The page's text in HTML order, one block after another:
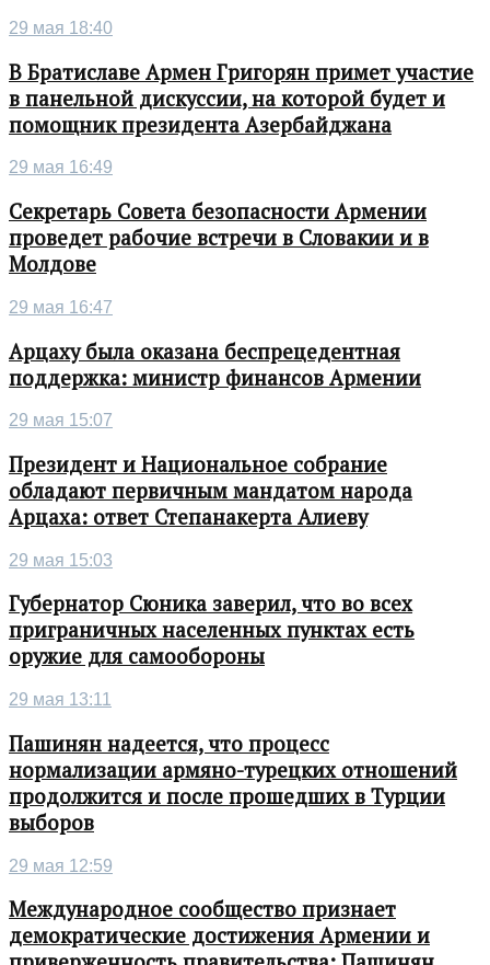
29 мая 18:40
В Братиславе Армен Григорян примет участие
в панельной дискуссии, на которой будет и
помощник президента Азербайджана
29 мая 16:49
Секретарь Совета безопасности Армении
проведет рабочие встречи в Словакии и в
Молдове
29 мая 16:47
Арцаху была оказана беспрецедентная
поддержка: министр финансов Армении
29 мая 15:07
Президент и Национальное собрание
обладают первичным мандатом народа
Арцаха: ответ Степанакерта Алиеву
29 мая 15:03
Губернатор Сюника заверил, что во всех
приграничных населенных пунктах есть
оружие для самообороны
29 мая 13:11
Пашинян надеется, что процесс
нормализации армяно-турецких отношений
продолжится и после прошедших в Турции
выборов
29 мая 12:59
Международное сообщество признает
демократические достижения Армении и